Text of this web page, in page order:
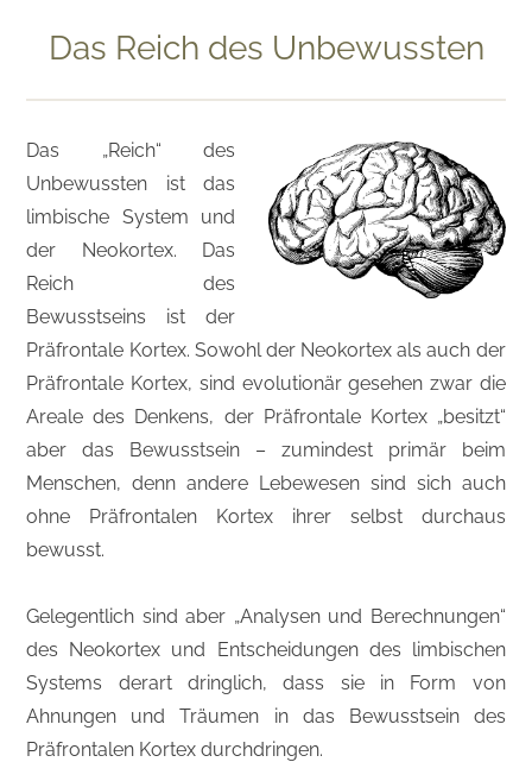
Das Reich des Unbewussten
Das „Reich“ des
Unbewussten ist das
limbische System und
der Neokortex. Das
Reich des
Bewusstseins ist der
Präfrontale Kortex. Sowohl der Neokortex als auch der
Präfrontale Kortex, sind evolutionär gesehen zwar die
Areale des Denkens, der Präfrontale Kortex „besitzt“
aber das Bewusstsein – zumindest primär beim
Menschen, denn andere Lebewesen sind sich auch
ohne Präfrontalen Kortex ihrer selbst durchaus
bewusst.
Gelegentlich sind aber „Analysen und Berechnungen“
des Neokortex und Entscheidungen des limbischen
Systems derart dringlich, dass sie in Form von
Ahnungen und Träumen in das Bewusstsein des
Präfrontalen Kortex durchdringen.